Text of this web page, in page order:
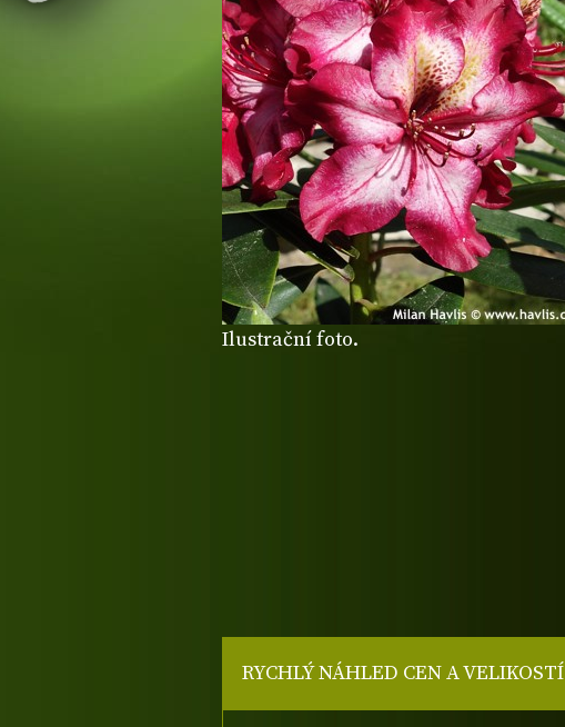
Ilustrační foto.
RYCHLÝ NÁHLED CEN A VELIKOSTÍ